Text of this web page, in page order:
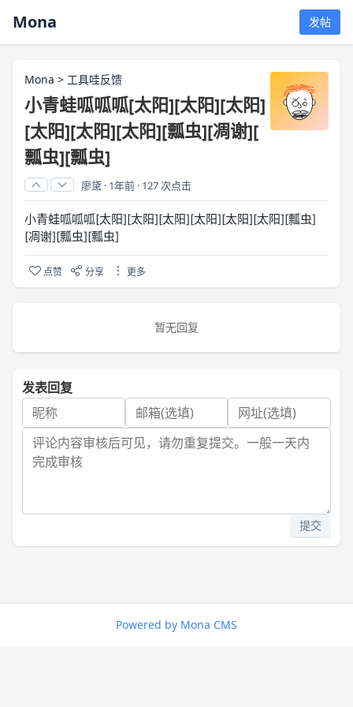
Mona 发帖
Mona > 工具哇反馈
小青蛙呱呱呱[太阳][太阳][太阳]
[太阳][太阳][太阳][瓢虫][凋谢][
瓢虫][瓢虫]
廖黛 · 1年前 · 127 次点击
小青蛙呱呱呱[太阳][太阳][太阳][太阳][太阳][太阳][瓢虫]
[凋谢][瓢虫][瓢虫]
点赞 分享 更多
暂无回复
发表回复
提交
Powered by Mona CMS